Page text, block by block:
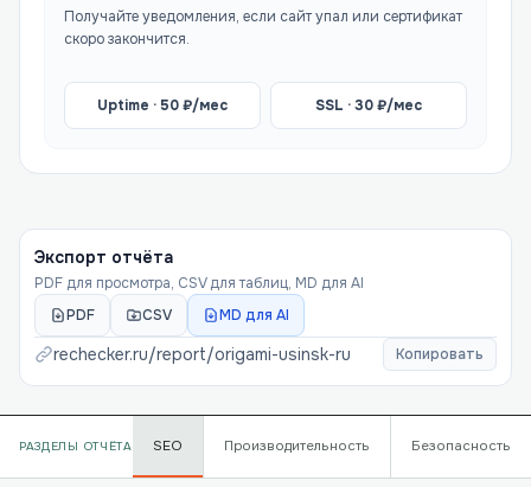
Получайте уведомления, если сайт упал или сертификат
скоро закончится.
Uptime ·50₽/мес SSL ·30₽/мес
Экспорт отчёта
PDF для просмотра, CSV для таблиц, MD для AI
PDF
CSV MD для AI
rechecker.ru/report/origami-usinsk-ru Копировать
РАЗДЕЛЫ ОТЧЁТА SEO Производительность Безопасность